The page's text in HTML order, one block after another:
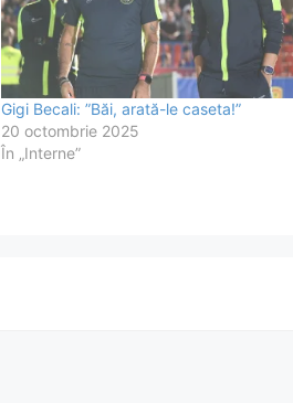
Gigi Becali: ”Băi, arată-le caseta!”
20 octombrie 2025
În „Interne”